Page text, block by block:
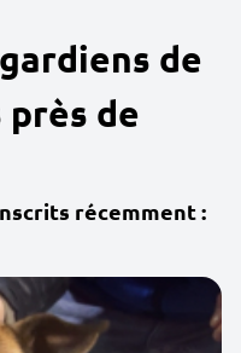
de
de
récemment :